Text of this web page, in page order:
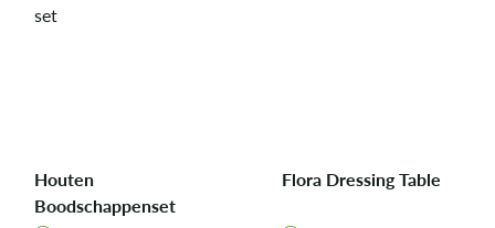
Houten
Boodschappenset
Flora Dressing Table